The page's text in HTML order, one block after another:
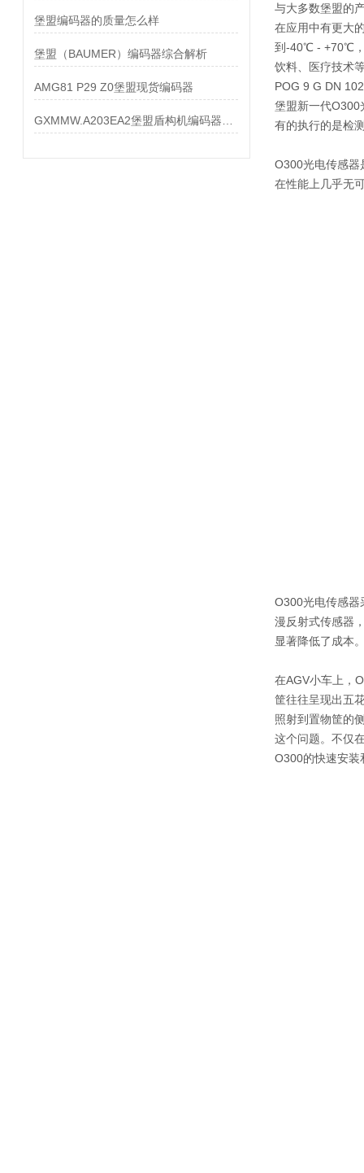
堡盟编码器的质量怎么样
堡盟（BAUMER）编码器综合解析
AMG81 P29 Z0堡盟现货编码器
与大多数堡盟的
在应用中有更大
到-40℃ - +70℃，
饮料、医疗技术
POG 9 G DN
堡盟新一代O300
有的执行的是检
O300光电传感器
在性能上几乎无
O300光电传感器
漫反射式传感器
显著降低了成本
在AGV小车上，
筐往往呈现出五
照射到置物筐的
这个问题。不仅
O300的快速安装